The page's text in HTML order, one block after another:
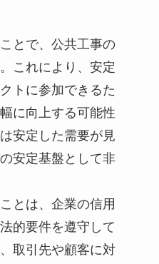
とで、公共工事の
これにより、安定
トに参加できるた
に向上する可能性
安定した需要が見
安定基盤として非
とは、企業の信用
的要件を遵守して
取引先や顧客に対